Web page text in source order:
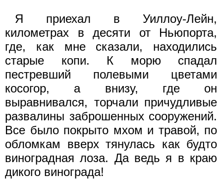
Я приехал в Уиллоу-Лейн,
километрах в десяти от Ньюпорта,
где, как мне сказали, находились
старые копи. К морю спадал
пестревший полевыми цветами
косогор, а внизу, где он
выравнивался, торчали причудливые
развалины заброшенных сооружений.
Все было покрыто мхом и травой, по
обломкам вверх тянулась как будто
виноградная лоза. Да ведь я в краю
дикого винограда!